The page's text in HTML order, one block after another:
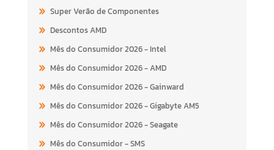
Super Verão de Componentes
Descontos AMD
Mês do Consumidor 2026 - Intel
Mês do Consumidor 2026 - AMD
Mês do Consumidor 2026 - Gainward
Mês do Consumidor 2026 - Gigabyte AM5
Mês do Consumidor 2026 - Seagate
Mês do Consumidor - SMS